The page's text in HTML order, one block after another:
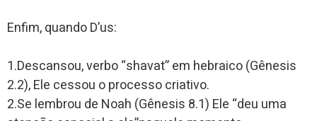
Enfim, quando D’us:
1.Descansou, verbo “shavat” em hebraico (Gênesis
2.2), Ele cessou o processo criativo.
2.Se lembrou de Noah (Gênesis 8.1) Ele “deu uma